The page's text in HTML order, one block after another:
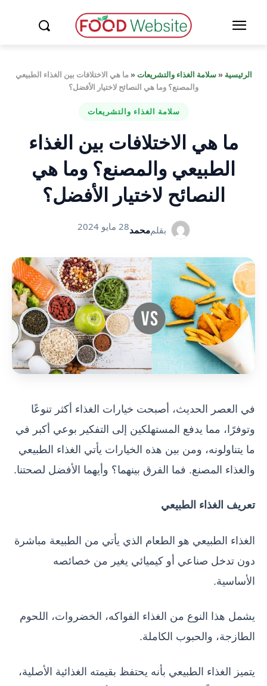
الرئيسية «سلامة الغذاء والتشريعات«ما هي الاختلافات بين الغذاء الطبيعي
والمصنع؟ وما هي النصائح لاختيار الأفضل؟
سلامة الغذاء والتشريعات
ما هي الاختلافات بين الغذاء
الطبيعي والمصنع؟ وما هي
النصائح لاختيار الأفضل؟
بقلممحمد28 مايو 2024
في العصر الحديث، أصبحت خيارات الغذاء أكثر تنوعًا
وتوفرًا، مما يدفع المستهلكين إلى التفكير بوعي أكبر في
ما يتناولونه، ومن بين هذه الخيارات يأتي الغذاء الطبيعي
والغذاء المصنع. فما الفرق بينهما؟ وأيهما الأفضل لصحتنا.
تعريف الغذاء الطبيعي
الغذاء الطبيعي هو الطعام الذي يأتي من الطبيعة مباشرة
دون تدخل صناعي أو كيميائي يغير من خصائصه
الأساسية.
يشمل هذا النوع من الغذاء الفواكه، الخضروات، اللحوم
الطازجة، والحبوب الكاملة.
يتميز الغذاء الطبيعي بأنه يحتفظ بقيمته الغذائية الأصلية،